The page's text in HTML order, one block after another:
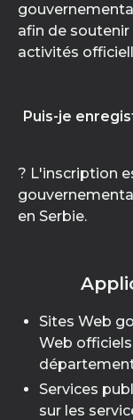
afin de
activités
Puis-je
? L'inscription
en Serbie.
Sites Web
Web
Services
sur les